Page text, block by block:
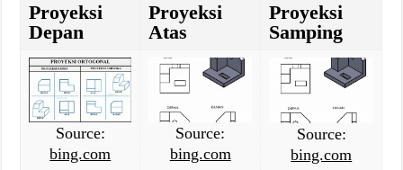
Proyeksi
Depan
Proyeksi
Atas
Proyeksi
Samping
Source:
bing.com
Source:
bing.com
Source:
bing.com